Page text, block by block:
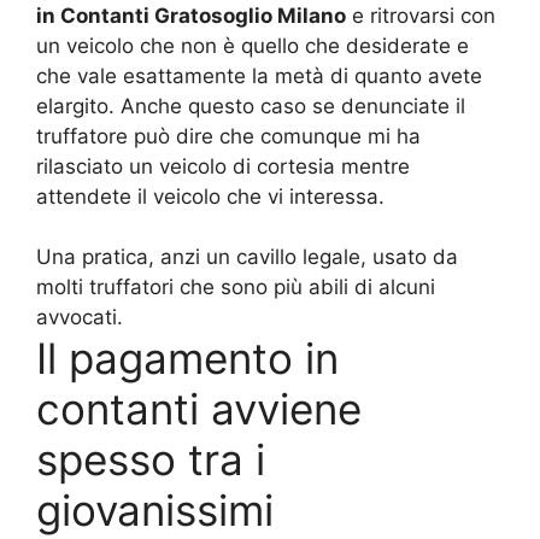
in Contanti Gratosoglio Milano e ritrovarsi con
un veicolo che non è quello che desiderate e
che vale esattamente la metà di quanto avete
elargito. Anche questo caso se denunciate il
truffatore può dire che comunque mi ha
rilasciato un veicolo di cortesia mentre
attendete il veicolo che vi interessa.
Una pratica, anzi un cavillo legale, usato da
molti truffatori che sono più abili di alcuni
avvocati.
Il pagamento in
contanti avviene
spesso tra i
giovanissimi